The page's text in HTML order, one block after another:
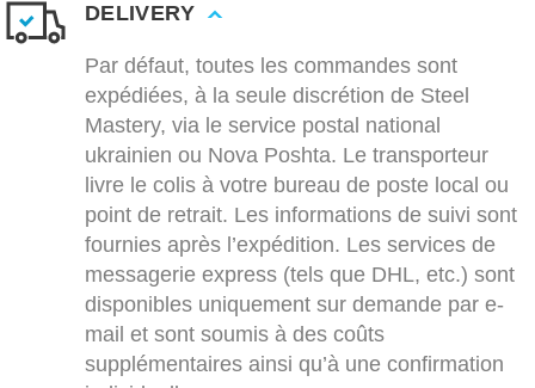
DELIVERY
Par défaut, toutes les commandes sont
expédiées, à la seule discrétion de Steel
Mastery, via le service postal national
ukrainien ou Nova Poshta. Le transporteur
livre le colis à votre bureau de poste local ou
point de retrait. Les informations de suivi sont
fournies après l’expédition. Les services de
messagerie express (tels que DHL, etc.) sont
disponibles uniquement sur demande par e-
mail et sont soumis à des coûts
supplémentaires ainsi qu’à une confirmation